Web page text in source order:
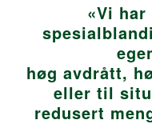
«Vi
høg avdrått,
eller til
redusert